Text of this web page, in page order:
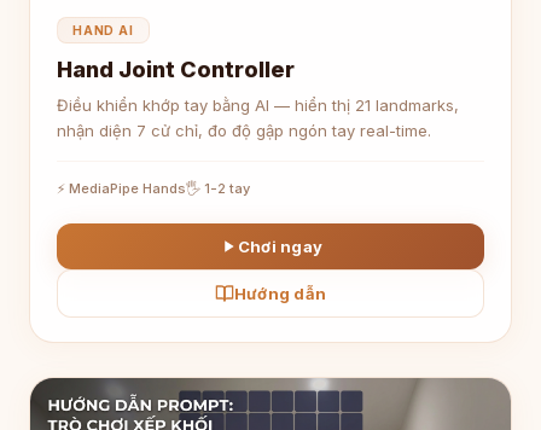
HAND AI
Hand Joint Controller
Điều khiển khớp tay bằng AI — hiển thị 21 landmarks,
nhận diện 7 cử chỉ, đo độ gập ngón tay real-time.
⚡ MediaPipe Hands🖐 1-2 tay
Chơi ngay
Hướng dẫn